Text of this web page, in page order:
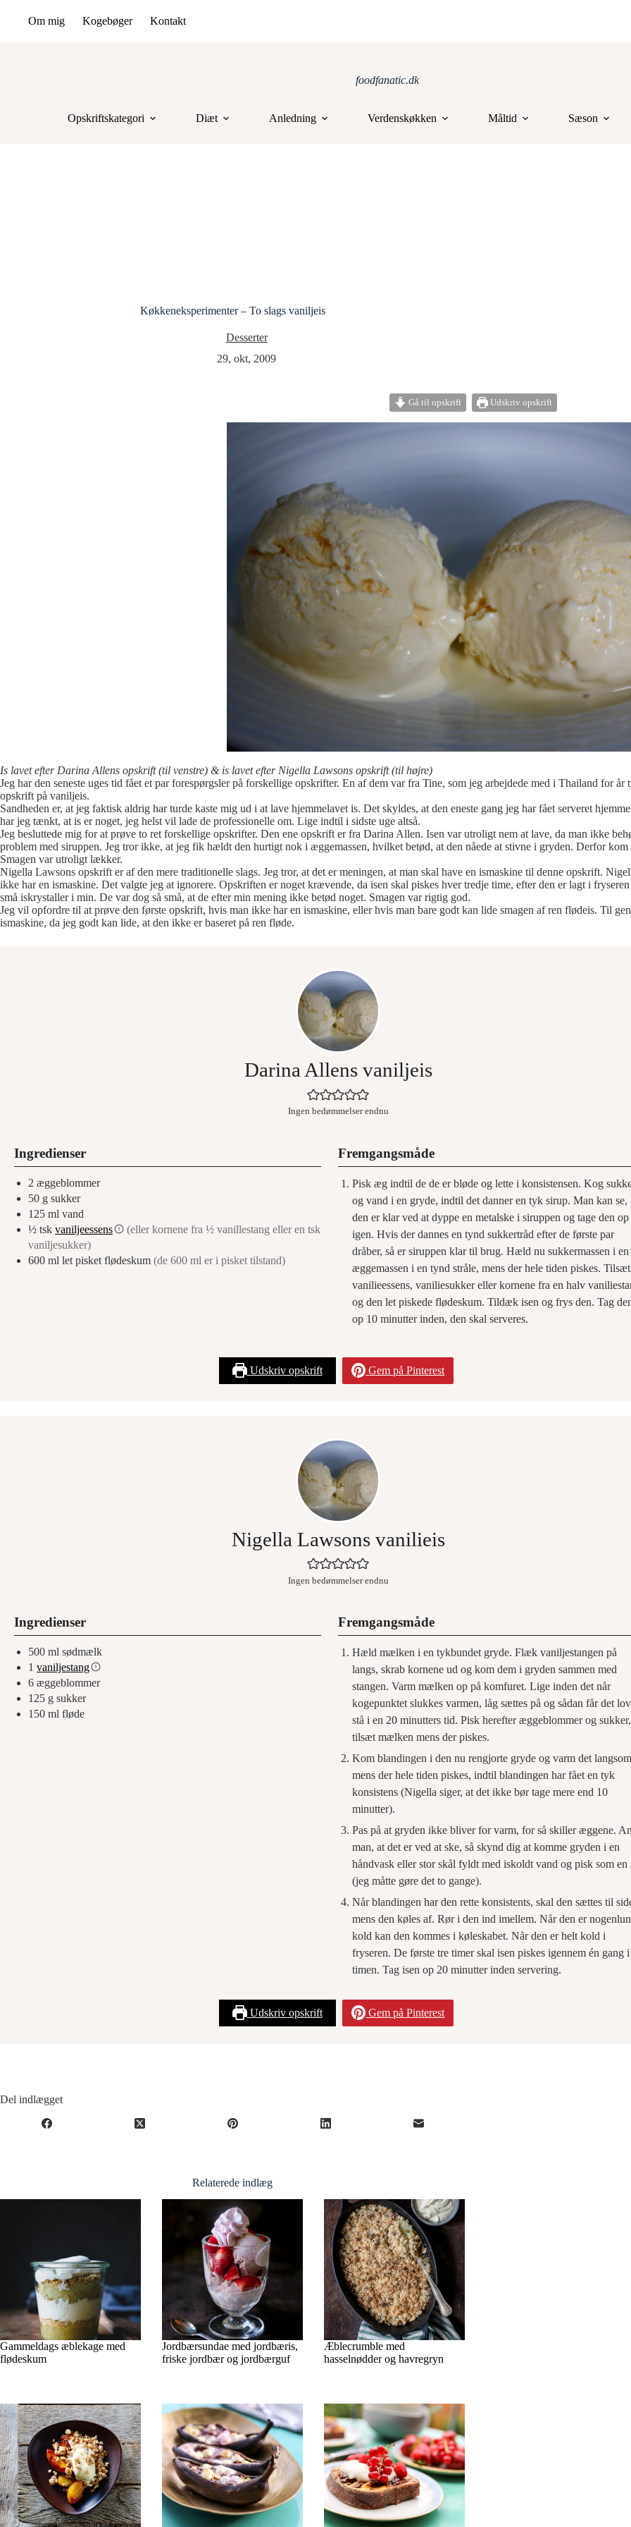
Om mig Kogebøger Kontakt
foodfanatic.dk
Opskriftskategori Diæt Anledning Verdenskøkken Måltid Sæson
Køkkeneksperimenter – To slags vaniljeis
Desserter
29, okt, 2009
Gå til opskrift Udskriv opskrift
Is lavet efter Darina Allens opskrift (til venstre) & is lavet efter Nigella Lawsons opskrift (til højre)
Jeg har den seneste uges tid fået et par forespørgsler på forskellige opskrifter. En af dem var fra Tine, som jeg arbejdede med i Thailand for
opskrift på vaniljeis.
Sandheden er, at jeg faktisk aldrig har turde kaste mig ud i at lave hjemmelavet is. Det skyldes, at den eneste gang jeg har fået serveret
har jeg tænkt, at is er noget, jeg helst vil lade de professionelle om. Lige indtil i sidste uge altså.
Jeg besluttede mig for at prøve to ret forskellige opskrifter. Den ene opskrift er fra Darina Allen. Isen var utroligt nem at lave, da man ikke
problem med siruppen. Jeg tror ikke, at jeg fik hældt den hurtigt nok i æggemassen, hvilket betød, at den nåede at stivne i gryden. Derfor
Smagen var utroligt lækker.
Nigella Lawsons opskrift er af den mere traditionelle slags. Jeg tror, at det er meningen, at man skal have en ismaskine til denne opskrift.
ikke har en ismaskine. Det valgte jeg at ignorere. Opskriften er noget krævende, da isen skal piskes hver tredje time, efter den er lagt i
små iskrystaller i min. De var dog så små, at de efter min mening ikke betød noget. Smagen var rigtig god.
Jeg vil opfordre til at prøve den første opskrift, hvis man ikke har en ismaskine, eller hvis man bare godt kan lide smagen af ren flødeis. Til
ismaskine, da jeg godt kan lide, at den ikke er baseret på ren fløde.
Darina Allens vaniljeis
Ingen bedømmelser endnu
Ingredienser
2 æggeblommer
50 g sukker
125 ml vand
½ tsk vaniljeessens
(eller kornene fra ½ vanillestang eller en tsk
vaniljesukker)
600 ml let pisket flødeskum (de 600 ml er i pisket tilstand)
Fremgangsmåde
Pisk æg indtil de de er bløde og lette i konsistensen. Kog
og vand i en gryde, indtil det danner en tyk sirup. Man kan se,
den er klar ved at dyppe en metalske i siruppen og tage den op
igen. Hvis der dannes en tynd sukkertråd efter de første par
dråber, så er siruppen klar til brug. Hæld nu sukkermassen i en
æggemassen i en tynd stråle, mens der hele tiden piskes. Tilsæt
vanilieessens, vaniliesukker eller kornene fra en halv
og den let piskede flødeskum. Tildæk isen og frys den. Tag
op 10 minutter inden, den skal serveres.
Udskriv opskrift Gem på Pinterest
Nigella Lawsons vanilieis
Ingen bedømmelser endnu
Ingredienser
500 ml sødmælk
1 vaniljestang
6 æggeblommer
125 g sukker
150 ml fløde
Fremgangsmåde
Hæld mælken i en tykbundet gryde. Flæk vaniljestangen på
langs, skrab kornene ud og kom dem i gryden sammen med
stangen. Varm mælken op på komfuret. Lige inden det når
kogepunktet slukkes varmen, låg sættes på og sådan får det
stå i en 20 minutters tid. Pisk herefter æggeblommer og
tilsæt mælken mens der piskes.
Kom blandingen i den nu rengjorte gryde og varm det
mens der hele tiden piskes, indtil blandingen har fået en tyk
konsistens (Nigella siger, at det ikke bør tage mere end 10
minutter).
Pas på at gryden ikke bliver for varm, for så skiller æggene.
man, at det er ved at ske, så skynd dig at komme gryden i en
håndvask eller stor skål fyldt med iskoldt vand og pisk som en
(jeg måtte gøre det to gange).
Når blandingen har den rette konsistents, skal den sættes til
mens den køles af. Rør i den ind imellem. Når den er
kold kan den kommes i køleskabet. Når den er helt kold i
fryseren. De første tre timer skal isen piskes igennem én gang i
timen. Tag isen op 20 minutter inden servering.
Udskriv opskrift Gem på Pinterest
Del indlægget
Relaterede indlæg
Gammeldags æblekage med
flødeskum
Jordbærsundae med jordbæris,
friske jordbær og jordbærguf
Æblecrumble med
hasselnødder og havregryn